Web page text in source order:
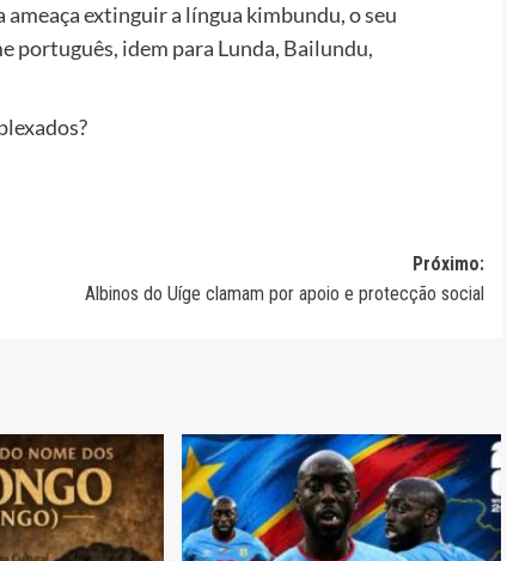
extinguir a língua kimbundu, o seu
português, idem para Lunda, Bailundu,
Próximo:
Albinos do Uíge clamam por apoio e protecção social